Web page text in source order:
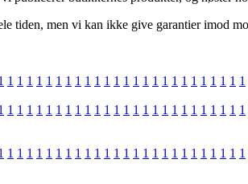
tiden, men vi kan ikke give garantier imod
1 1 1 1 1 1 1 1 1 1 1 1 1 1 1 1 1 1 1 1 1 1 1 1 1
1 1 1 1 1 1 1 1 1 1 1 1 1 1 1 1 1 1 1 1 1 1 1 1 1
1 1 1 1 1 1 1 1 1 1 1 1 1 1 1 1 1 1 1 1 1 1 1 1 1